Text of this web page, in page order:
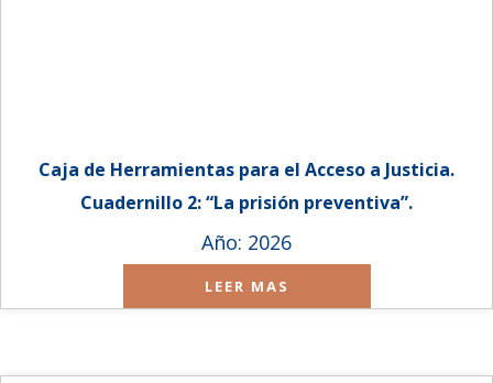
Caja de Herramientas para el Acceso a Justicia.
Cuadernillo 2: “La prisión preventiva”.
Año: 2026
LEER MAS